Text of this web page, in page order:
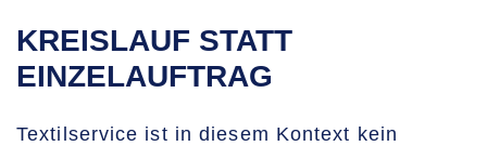
KREISLAUF STATT
EINZELAUFTRAG
Textilservice ist in diesem Kontext kein